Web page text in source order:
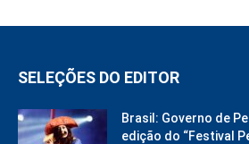
SELEÇÕES DO EDITOR
Brasil: Governo de
edição do “Festival